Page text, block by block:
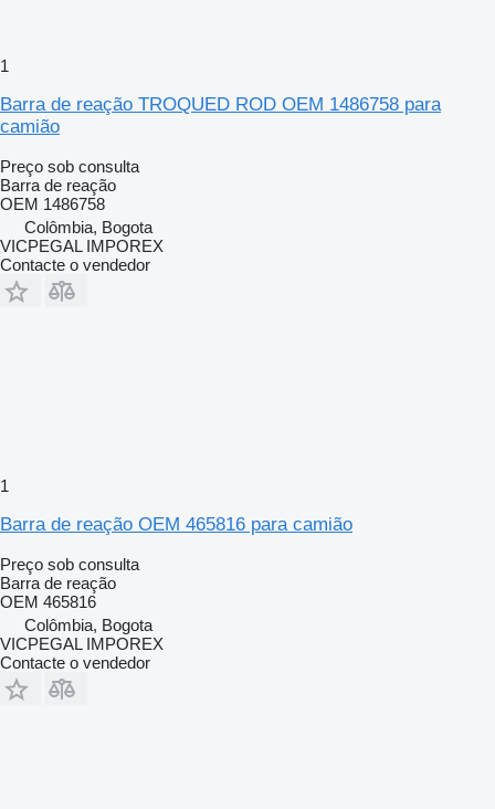
1
Barra de reação TROQUED ROD OEM 1486758 para
camião
Preço sob consulta
Barra de reação
OEM 1486758
Colômbia, Bogota
VICPEGAL IMPOREX
Contacte o vendedor
1
Barra de reação OEM 465816 para camião
Preço sob consulta
Barra de reação
OEM 465816
Colômbia, Bogota
VICPEGAL IMPOREX
Contacte o vendedor